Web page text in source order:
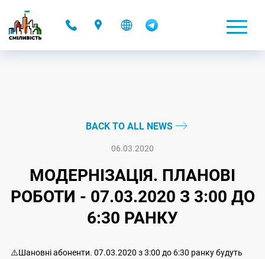
BACK TO ALL NEWS
06.03.2020
МОДЕРНІЗАЦІЯ. ПЛАНОВІ
РОБОТИ - 07.03.2020 З 3:00 ДО
6:30 РАНКУ
⚠️Шановні абоненти. 07.03.2020 з 3:00 до 6:30 ранку будуть